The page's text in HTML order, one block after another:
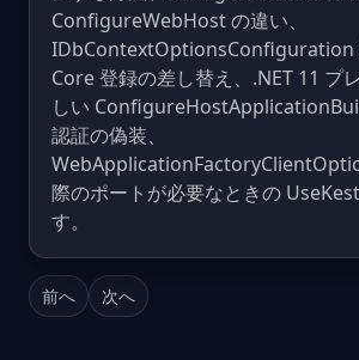
ConfigureWebHost の違い、
IDbContextOptionsConfiguration
Core 登録の差し替え、.NET 11 プ
しい
認証の偽装、
際のポートが必要なときの
す。
前へ 次へ